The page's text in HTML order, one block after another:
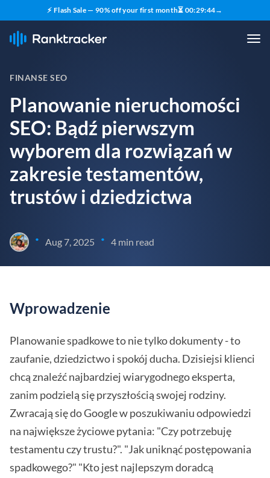
⚡ Flash Sale — 90% off your first month⏳ 00:29:43→
FINANSE SEO
Planowanie nieruchomości
SEO: Bądź pierwszym
wyborem dla rozwiązań w
zakresie testamentów,
trustów i dziedzictwa
• Aug 7, 2025 • 4 min read
Wprowadzenie
Planowanie spadkowe to nie tylko dokumenty - to
zaufanie, dziedzictwo i spokój ducha. Dzisiejsi klienci
chcą znaleźć najbardziej wiarygodnego eksperta,
zanim podzielą się przyszłością swojej rodziny.
Zwracają się do Google w poszukiwaniu odpowiedzi
na największe życiowe pytania: "Czy potrzebuję
testamentu czy trustu?". "Jak uniknąć postępowania
spadkowego?" "Kto jest najlepszym doradcą